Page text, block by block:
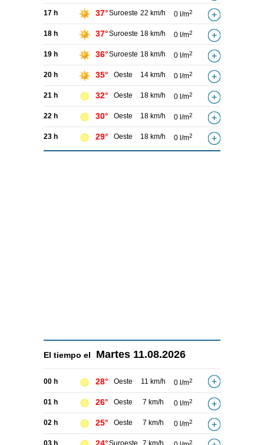
17 h 37°Suroeste 22 km/h 0 l/m2
18 h 37°Suroeste 18 km/h 0 l/m2
19 h 36°Suroeste 18 km/h 0 l/m2
20 h 35° Oeste 14 km/h 0 l/m2
21 h 32° Oeste 18 km/h 0 l/m2
22 h 30° Oeste 18 km/h 0 l/m2
23 h 29° Oeste 18 km/h 0 l/m2
El tiempo el Martes 11.08.2026
00 h 28° Oeste 11 km/h 0 l/m2
01 h 26° Oeste 7 km/h 0 l/m2
02 h 25° Oeste 7 km/h 0 l/m2
2